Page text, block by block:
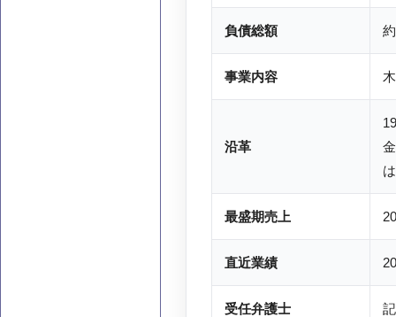
負債総額
事業内容
沿革
最盛期売上
直近業績
受任弁護士